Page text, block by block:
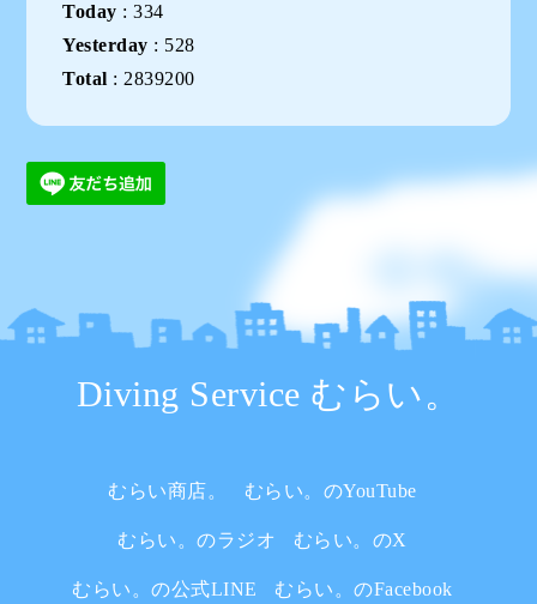
Today :334
Yesterday : 528
Total : 2839200
Diving Service むらい。
むらい商店。 むらい。のYouTube
むらい。のラジオ むらい。のX
むらい。の公式LINE むらい。のFacebook